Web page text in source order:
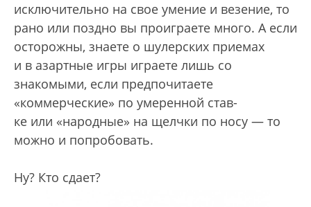
исключительно на свое умение и везение, то
рано или поздно вы проиграете много. А если
осторожны, знаете о шулерских приемах
и в азартные игры играете лишь со
знакомыми, если предпочитаете
«коммерческие» по умеренной став-
ке или «народные» на щелчки по носу — то
можно и попробовать.
Ну? Кто сдает?